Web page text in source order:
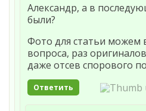
Александр, а в
были?
Фото для статьи можем
вопроса, раз
даже отсев спорового
Ответить